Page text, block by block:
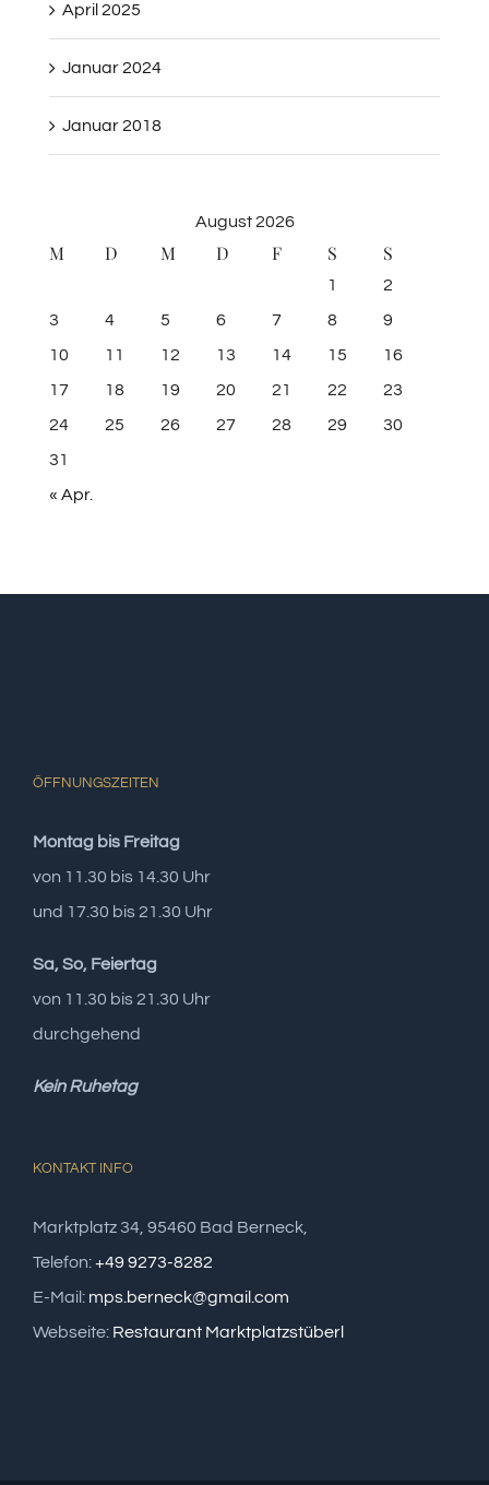
April 2025
Januar 2024
Januar 2018
August 2026
M D M D F S S
1
2
3
4 5 6 7 8
9
10
11 12 13 14 15
16
17
18 19 20 21 22
23
24
25 26 27 28 29
30
31
« Apr.
ÖFFNUNGSZEITEN
Montag bis Freitag
von 11.30 bis 14.30 Uhr
und 17.30 bis 21.30 Uhr
Sa, So, Feiertag
von 11.30 bis 21.30 Uhr
durchgehend
Kein Ruhetag
KONTAKT INFO
Marktplatz 34, 95460 Bad Berneck,
Telefon:+49 9273-8282
E-Mail: mps.berneck@gmail.com
Webseite: Restaurant Marktplatzstüberl